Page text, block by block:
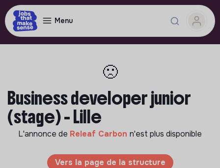
Menu
🙁
Business developer junior
(stage) - Lille
L'annonce de Releaf Carbon n'est plus disponible
Vers la page de la structure